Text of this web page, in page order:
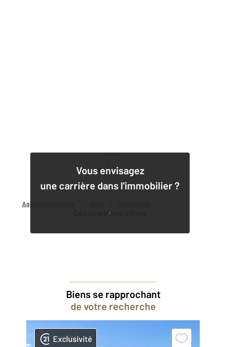
Agence immobilière
Vous envisagez
une carrière dans l'immobilier ?
Découvrir nos offres
Biens se rapprochant
de votre recherche
Exclusivité